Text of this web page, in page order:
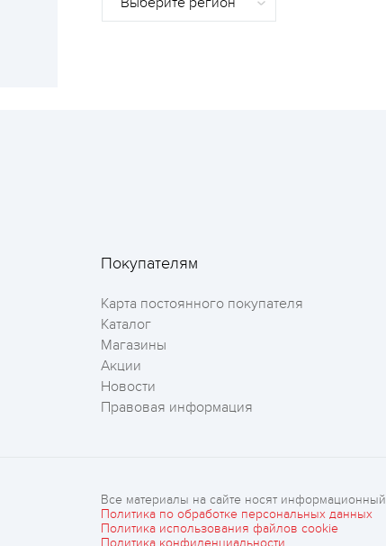
Оставить отзыв
Покупателям
Карта постоянного покупателя
Каталог
Магазины
Акции
Новости
Правовая информация
Все материалы на сайте носят
Политика по обработке персональных данных
Политика использования файлов cookie